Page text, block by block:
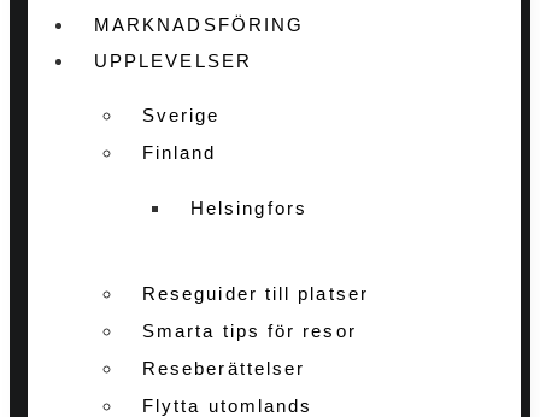
MARKNADSFÖRING
UPPLEVELSER
Sverige
Finland
Helsingfors
Reseguider till platser
Smarta tips för resor
Reseberättelser
Flytta utomlands